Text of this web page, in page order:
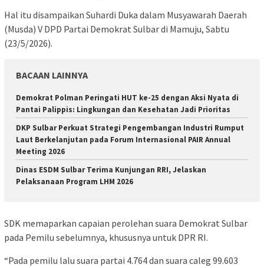
Hal itu disampaikan Suhardi Duka dalam Musyawarah Daerah
(Musda) V DPD Partai Demokrat Sulbar di Mamuju, Sabtu
(23/5/2026).
BACAAN LAINNYA
Demokrat Polman Peringati HUT ke-25 dengan Aksi Nyata di
Pantai Palippis: Lingkungan dan Kesehatan Jadi Prioritas
DKP Sulbar Perkuat Strategi Pengembangan Industri Rumput
Laut Berkelanjutan pada Forum Internasional PAIR Annual
Meeting 2026
Dinas ESDM Sulbar Terima Kunjungan RRI, Jelaskan
Pelaksanaan Program LHM 2026
SDK memaparkan capaian perolehan suara Demokrat Sulbar
pada Pemilu sebelumnya, khususnya untuk DPR RI.
“Pada pemilu lalu suara partai 4.764 dan suara caleg 99.603